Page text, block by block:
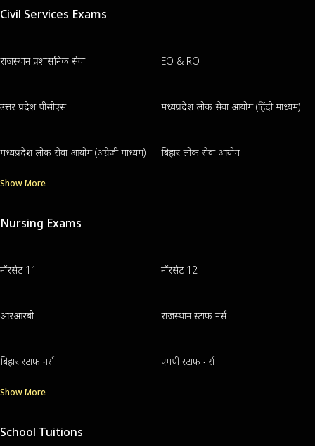
Civil Services Exams
राजस्थान प्रशासनिक सेवा EO & RO
उत्तर प्रदेश पीसीएस मध्यप्रदेश लोक सेवा आयोग (हिंदी माध्यम)
मध्यप्रदेश लोक सेवा आयोग (अंग्रेजी माध्यम) बिहार लोक सेवा आयोग
Show More
Nursing Exams
नॉरसेट 11 नॉरसेट 12
आरआरबी राजस्थान स्टाफ नर्स
बिहार स्टाफ नर्स एमपी स्टाफ नर्स
Show More
School Tuitions